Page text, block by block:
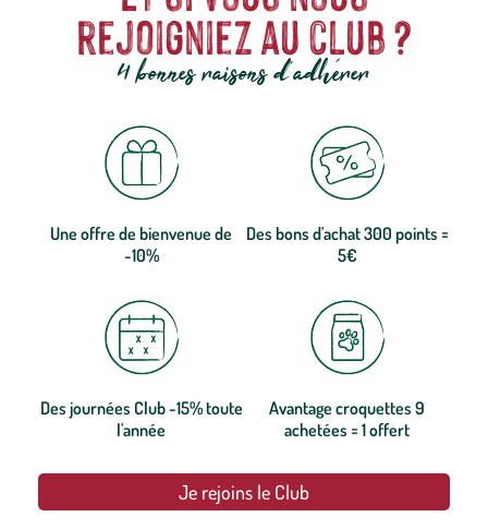
rejoigniez au club ?
4 bonnes raisons d'adhérer
Une offre de bienvenue de
-10%
Des bons d'achat 300 points =
5€
Des journées Club -15% toute
l'année
Avantage croquettes 9
achetées = 1 offert
Je rejoins le Club